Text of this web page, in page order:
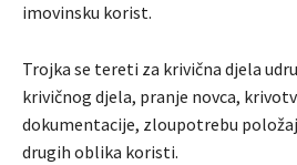
imovinsku korist.
Trojka se tereti za krivična djela
krivičnog djela, pranje novca,
dokumentacije, zloupotrebu
drugih oblika koristi.